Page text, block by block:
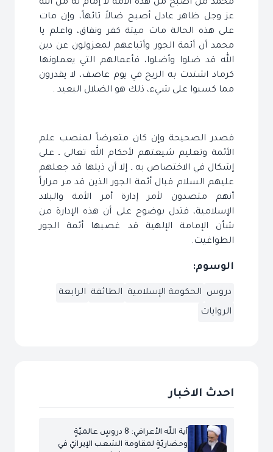
محمد من أصبح من هذه الأمة لا إمام له من الله
عز وجل ظاهر عادل أصبح ضالاً تائهاً، وإن مات
على هذه الحالة مات ميتة كفر ونفاق، واعلم يا
محمد أن أئمة الجور وأتباعهم لمعزولون عن دين
الله قد ضلوا وأضلوا، فأعمالهم التي يعملونها
كرماد اشتدت به الريح في يوم عاصف، لا يقدرون
مما كسبوا على شيء، ذلك هو الضلال البعيد .
فصدر الصحيحة وإن كان متعرضاً لمنصب علم
الأئمة وتعليم شيعتهم لأحكام الله تعالى ـ على
إشكال في الاختصاص به ـ إلا أن ذيلها قد جعلهم
عليهم السلام قبال أئمة الجور الذين قد مر مراراً
أنهم متصدون لأمر إدارة أمر الأمة والبلاد
الإسلامية، فتدل بوضوح على أن هذه الإدارة من
شأن الإمامة الإلهية قد غصبها أئمة الجور
الطواغيت.
الوسوم:
دروس الحكومة الإسلامية الطائفة
الرابعة
الروايات
احدث الاخبار
آية اللّه الأعرافي: 8 دروسٍ عالميّةٍ
وحضاريّةٍ لمقاومة الشعب الإيرانيّ في